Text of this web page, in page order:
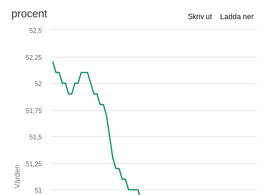
Ladda ner
Skriv ut
Värden
procent
51
51,25
51,5
51,75
52
52,25
52,5